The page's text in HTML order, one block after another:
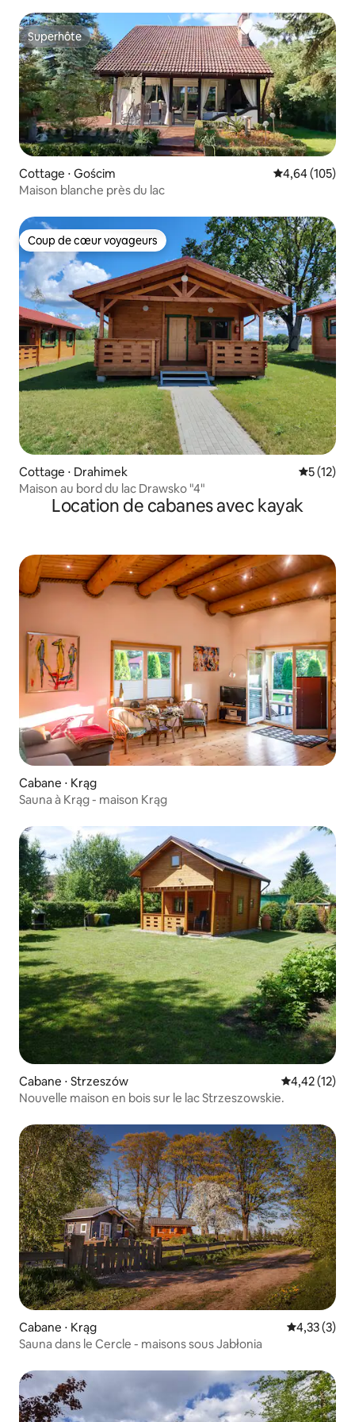
Superhôte
Superhôte
Cottage ⋅ Gościm Évaluation
4,64 (105)
Maison blanche près du lac
Coup de cœur voyageurs
Coup de cœur voyageurs
Cottage ⋅ Drahimek
5 (12)
Maison au bord du lac Drawsko "4"
Location de cabanes avec kayak
Cabane ⋅ Krąg
Sauna à Krąg - maison Krąg
Cabane ⋅ Strzeszów Évaluation
4,42 (12)
Nouvelle maison en bois sur le lac Strzeszowskie.
Cabane ⋅ Krąg Évaluation
4,33 (3)
Sauna dans le Cercle - maisons sous Jabłonia